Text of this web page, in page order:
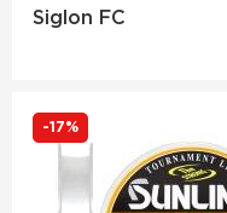
Siglon FC
-17%